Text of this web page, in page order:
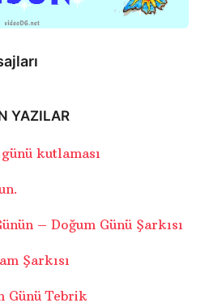
YAZILAR
kutlaması
– Doğum Günü Şarkısı
Şarkısı
Günü Tebrik